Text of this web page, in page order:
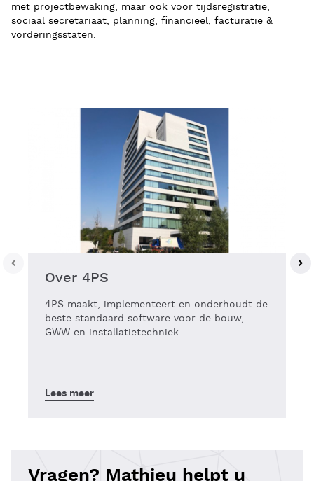
met projectbewaking, maar ook voor tijdsregistratie,
sociaal secretariaat, planning, financieel, facturatie &
vorderingsstaten.
Over 4PS
4PS maakt, implementeert en onderhoudt de
beste standaard software voor de bouw,
GWW en installatietechniek.
Lees meer
Vragen? Mathieu helpt u